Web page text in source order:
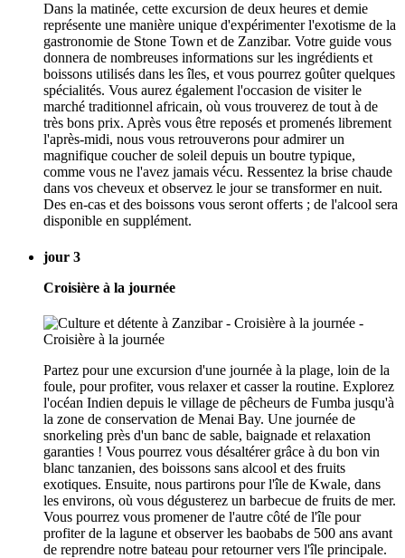
Dans la matinée, cette excursion de deux heures et demie
représente une manière unique d'expérimenter l'exotisme de la
gastronomie de Stone Town et de Zanzibar. Votre guide vous
donnera de nombreuses informations sur les ingrédients et
boissons utilisés dans les îles, et vous pourrez goûter quelques
spécialités. Vous aurez également l'occasion de visiter le
marché traditionnel africain, où vous trouverez de tout à de
très bons prix. Après vous être reposés et promenés librement
l'après-midi, nous vous retrouverons pour admirer un
magnifique coucher de soleil depuis un boutre typique,
comme vous ne l'avez jamais vécu. Ressentez la brise chaude
dans vos cheveux et observez le jour se transformer en nuit.
Des en-cas et des boissons vous seront offerts ; de l'alcool sera
disponible en supplément.
jour 3
Croisière à la journée
Partez pour une excursion d'une journée à la plage, loin de la
foule, pour profiter, vous relaxer et casser la routine. Explorez
l'océan Indien depuis le village de pêcheurs de Fumba jusqu'à
la zone de conservation de Menai Bay. Une journée de
snorkeling près d'un banc de sable, baignade et relaxation
garanties ! Vous pourrez vous désaltérer grâce à du bon vin
blanc tanzanien, des boissons sans alcool et des fruits
exotiques. Ensuite, nous partirons pour l'île de Kwale, dans
les environs, où vous dégusterez un barbecue de fruits de mer.
Vous pourrez vous promener de l'autre côté de l'île pour
profiter de la lagune et observer les baobabs de 500 ans avant
de reprendre notre bateau pour retourner vers l'île principale.